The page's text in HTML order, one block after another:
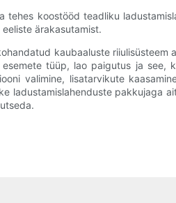
tehes koostööd teadliku
ärakasutamist.
kaubaaluste riiulisüsteem
tüüp, lao paigutus ja see,
valimine, lisatarvikute
ladustamislahenduste pakkujaga